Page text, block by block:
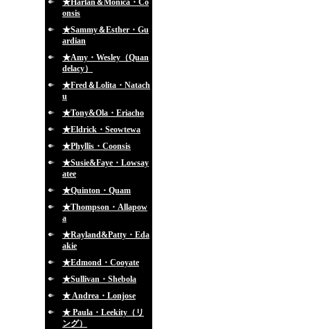
★Harlan＆Monica・Co
onsis
★Sammy＆Esther・Gu
ardian
★Amy・Wesley（Quan
delacy）
★Fred＆Lolita・Natach
u
★Tony&Ola・Eriacho
★Eldrick・Seowtewa
★Phyllis・Coonsis
★Susie&Faye・Lowsay
atee
★Quinton・Quam
★Thompson・Allapow
a
★Rayland&Patty・Eda
akie
★Edmond・Cooyate
★Sullivan・Shebola
★ Andrea・Lonjose
★ Paula・Leekity（リ
ング）